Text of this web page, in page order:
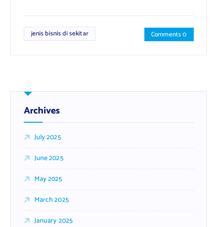
jenis bisnis di sekitar Comments 0
Archives
July 2025
June 2025
May 2025
March 2025
January 2025